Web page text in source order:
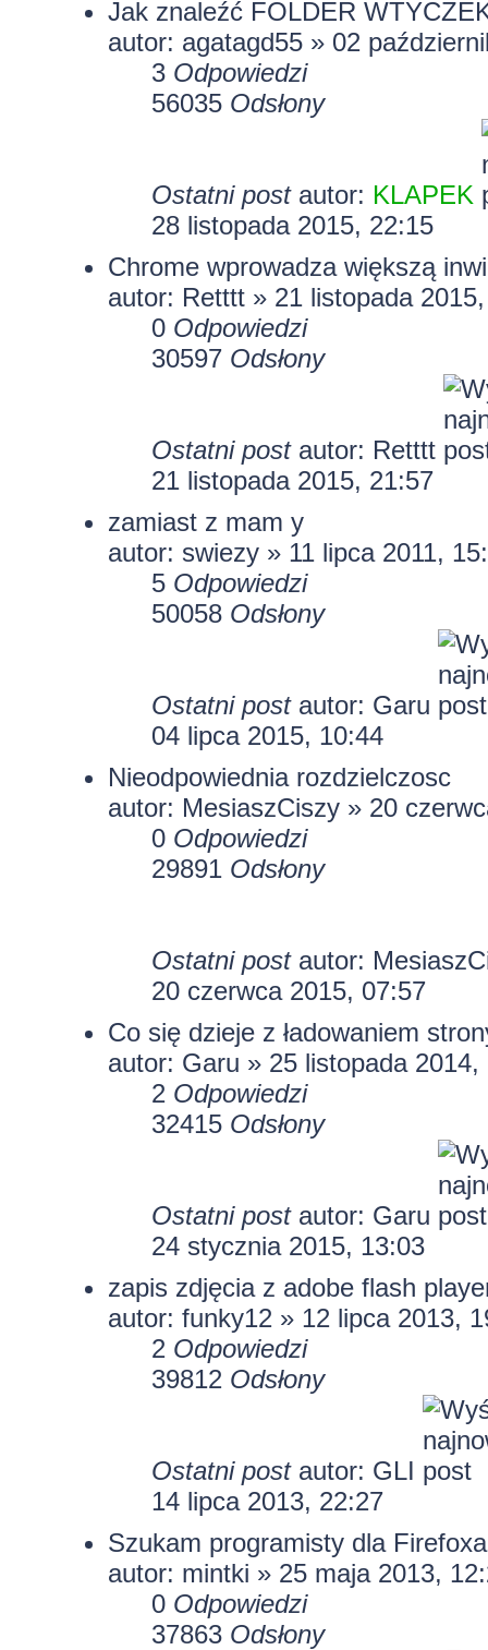
Jak znaleźć FOLDER
autor: agatagd55» 02
3 Odpowiedzi
56035 Odsłony
Ostatni post autor: KLAPEK
28 listopada 2015, 22:15
Chrome wprowadza większą
autor: Retttt » 21 listopada
0 Odpowiedzi
30597 Odsłony
Ostatni post autor: Retttt
21 listopada 2015, 21:57
zamiast z mam y
autor: swiezy » 11 lipca 2011,
5 Odpowiedzi
50058 Odsłony
Ostatni post autor: Garu
04 lipca 2015, 10:44
Nieodpowiednia rozdzielczosc
autor: MesiaszCiszy» 20
0 Odpowiedzi
29891 Odsłony
Ostatni post autor:
20 czerwca 2015, 07:57
Co się dzieje z ładowaniem
autor: Garu » 25 listopada 2014,
2 Odpowiedzi
32415 Odsłony
Ostatni post autor: Garu
24 stycznia 2015, 13:03
zapis zdjęcia z adobe flash
autor: funky12» 12 lipca 2013,
2 Odpowiedzi
39812 Odsłony
Ostatni post autor: GLI
14 lipca 2013, 22:27
Szukam programisty dla Firefoxa
autor: mintki » 25 maja 2013,
0 Odpowiedzi
37863 Odsłony